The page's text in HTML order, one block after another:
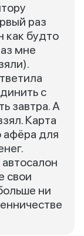
раз
как будто
мне
с
завтра. А
Карта
афёра для
свои
ни